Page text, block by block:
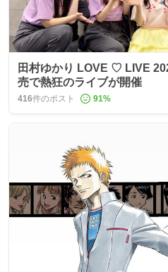
田村ゆかり LOVE ♡ LIVE
売で熱狂のライブが開催
416件のポスト 91%